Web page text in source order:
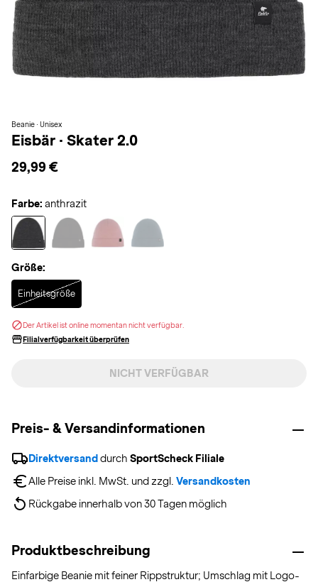
Beanie · Unisex
Eisbär · Skater 2.0
29,99 €
Farbe: anthrazit
Größe:
Einheitsgröße
Selected
Der Artikel ist online momentan nicht verfügbar.
Filialverfügbarkeit überprüfen
NICHT VERFÜGBAR
Preis- & Versandinformationen
Direktversand durch SportScheck Filiale
Alle Preise inkl. MwSt. und zzgl. Versandkosten
Rückgabe innerhalb von 30 Tagen möglich
Produktbeschreibung
Einfarbige Beanie mit feiner Rippstruktur; Umschlag mit Logo-